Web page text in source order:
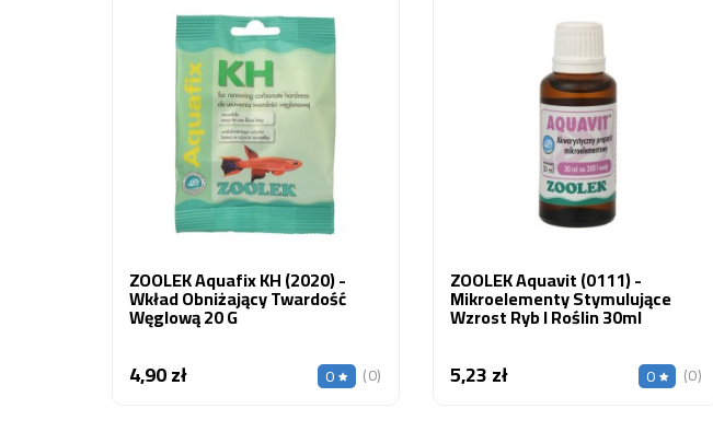
ZOOLEK Aquafix KH (2020) -
Wkład Obniżający Twardość
Węglową 20 G
4,90 złCena 0 (0)
ZOOLEK Aquavit (0111) -
Mikroelementy Stymulujące
Wzrost Ryb I Roślin 30ml
5,23 złCena 0 (0)